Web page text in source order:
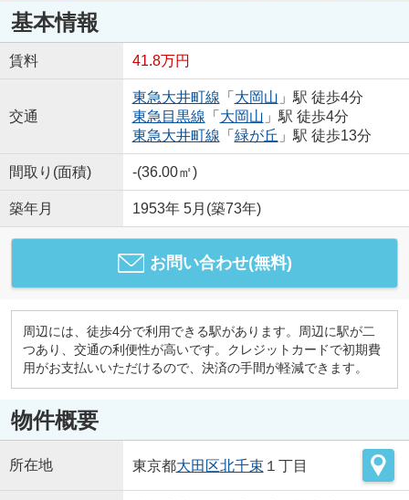
基本情報
賃料 41.8万円
交通
東急大井町線 「 大岡山 」駅 徒歩4分
東急目黒線 「 大岡山 」駅 徒歩4分
東急大井町線 「 緑が丘 」駅 徒歩13分
間取り(面積) -(36.00㎡)
築年月 1953年 5月(築73年)
お問い合わせ(無料)
周辺には、徒歩4分で利用できる駅があります。周辺に駅が二
つあり、交通の利便性が高いです。クレジットカードで初期費
用がお支払いいただけるので、決済の手間が軽減できます。
物件概要
所在地 東京都大田区北千束 １丁目